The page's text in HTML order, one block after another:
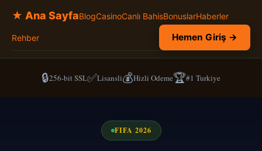
★ Ana SayfaBlogCasinoCanlı BahisBonuslarHaberler
Rehber Hemen Giriş →
🔒256-bit SSL✅Lisansli💰Hizli Odeme🏆#1 Turkiye
FIFA 2026